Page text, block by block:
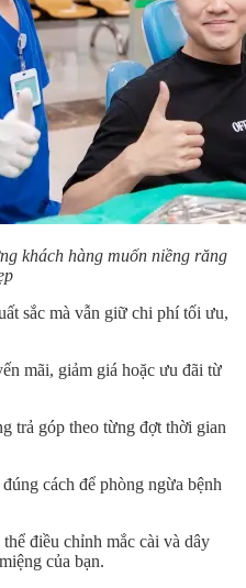
khách hàng muốn niềng răng
sắc mà vẫn giữ chi phí tối ưu,
mãi, giảm giá hoặc ưu đãi từ
trả góp theo từng đợt thời gian
đúng cách để phòng ngừa bệnh
điều chỉnh mắc cài và dây
của bạn.